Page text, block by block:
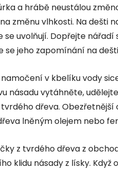
a hrábě neustálou
změnu vlhkosti. Na dešti
se uvolňují. Dopřejte
jeho zapomínání na
v kbelíku vody
násadu vytáhněte,
dřeva.
lněným olejem nebo
z tvrdého dřeva z
klidu násady z lísky. Když